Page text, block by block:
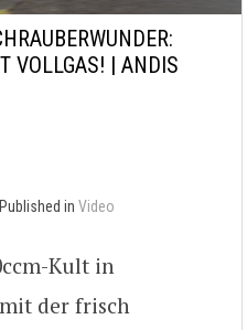
VOLLGAS! | ANDIS
Published in Video
Kult in
der frisch